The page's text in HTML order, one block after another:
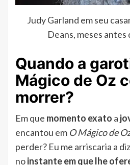
Judy Garland em seu
Deans, meses antes
Quando a
Mágico de Oz
morrer?
Em que momento exato a
encantou em O Mágico de
perder? Eu me arriscaria a
noinstante em que lhe